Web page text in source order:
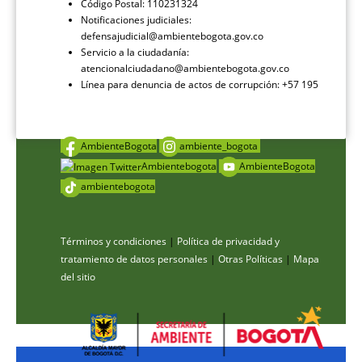
Código Postal: 110231324
Notificaciones judiciales:
defensajudicial@ambientebogota.gov.co
Servicio a la ciudadanía:
atencionalciudadano@ambientebogota.gov.co
Línea para denuncia de actos de corrupción: +57 195
AmbienteBogota
ambiente_bogota
Ambientebogota
AmbienteBogota
ambientebogota
Términos y condiciones | Política de privacidad y
tratamiento de datos personales | Otras Políticas | Mapa
del sitio